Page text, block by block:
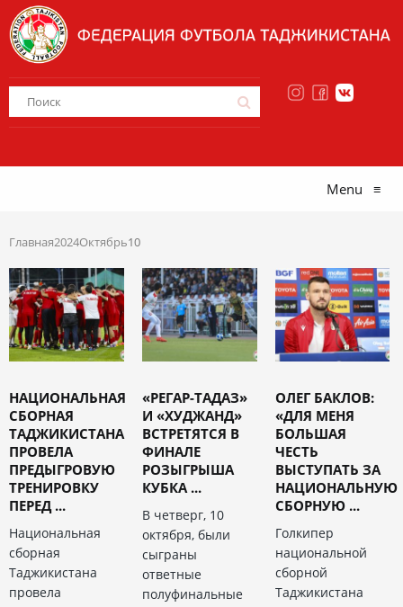
Menu ≡
Главная2024Октябрь10
НАЦИОНАЛЬНАЯ
СБОРНАЯ
ТАДЖИКИСТАНА
ПРОВЕЛА
ПРЕДЫГРОВУЮ
ТРЕНИРОВКУ
ПЕРЕД ...
Национальная
сборная
Таджикистана
провела
«РЕГАР-ТАДАЗ»
И «ХУДЖАНД»
ВСТРЕТЯТСЯ В
ФИНАЛЕ
РОЗЫГРЫША
КУБКА ...
В четверг, 10
октября, были
сыграны
ответные
полуфинальные
ОЛЕГ БАКЛОВ:
«ДЛЯ МЕНЯ
БОЛЬШАЯ
ЧЕСТЬ
ВЫСТУПАТЬ ЗА
НАЦИОНАЛЬНУЮ
СБОРНУЮ ...
Голкипер
национальной
сборной
Таджикистана